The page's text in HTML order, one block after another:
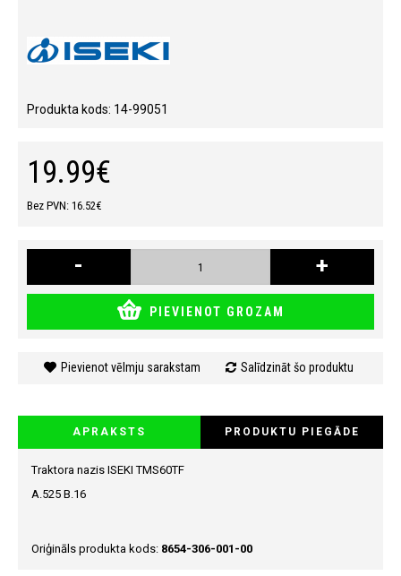
Produkta kods: 14-99051
19.99€
Bez PVN: 16.52€
- +
PIEVIENOT GROZAM
Pievienot vēlmju sarakstam Salīdzināt šo produktu
APRAKSTS PRODUKTU PIEGĀDE
Traktora nazis ISEKI TMS60TF
A.525 B.16
Oriģināls produkta kods: 8654-306-001-00